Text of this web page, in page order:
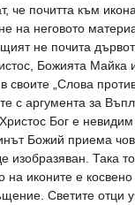
че почитта към
на неговото
не почита
Божията Майка
своите „Слова
с аргумента за
Бог е
Божий приема
изобразяван. Така
на иконите е
Светите отци